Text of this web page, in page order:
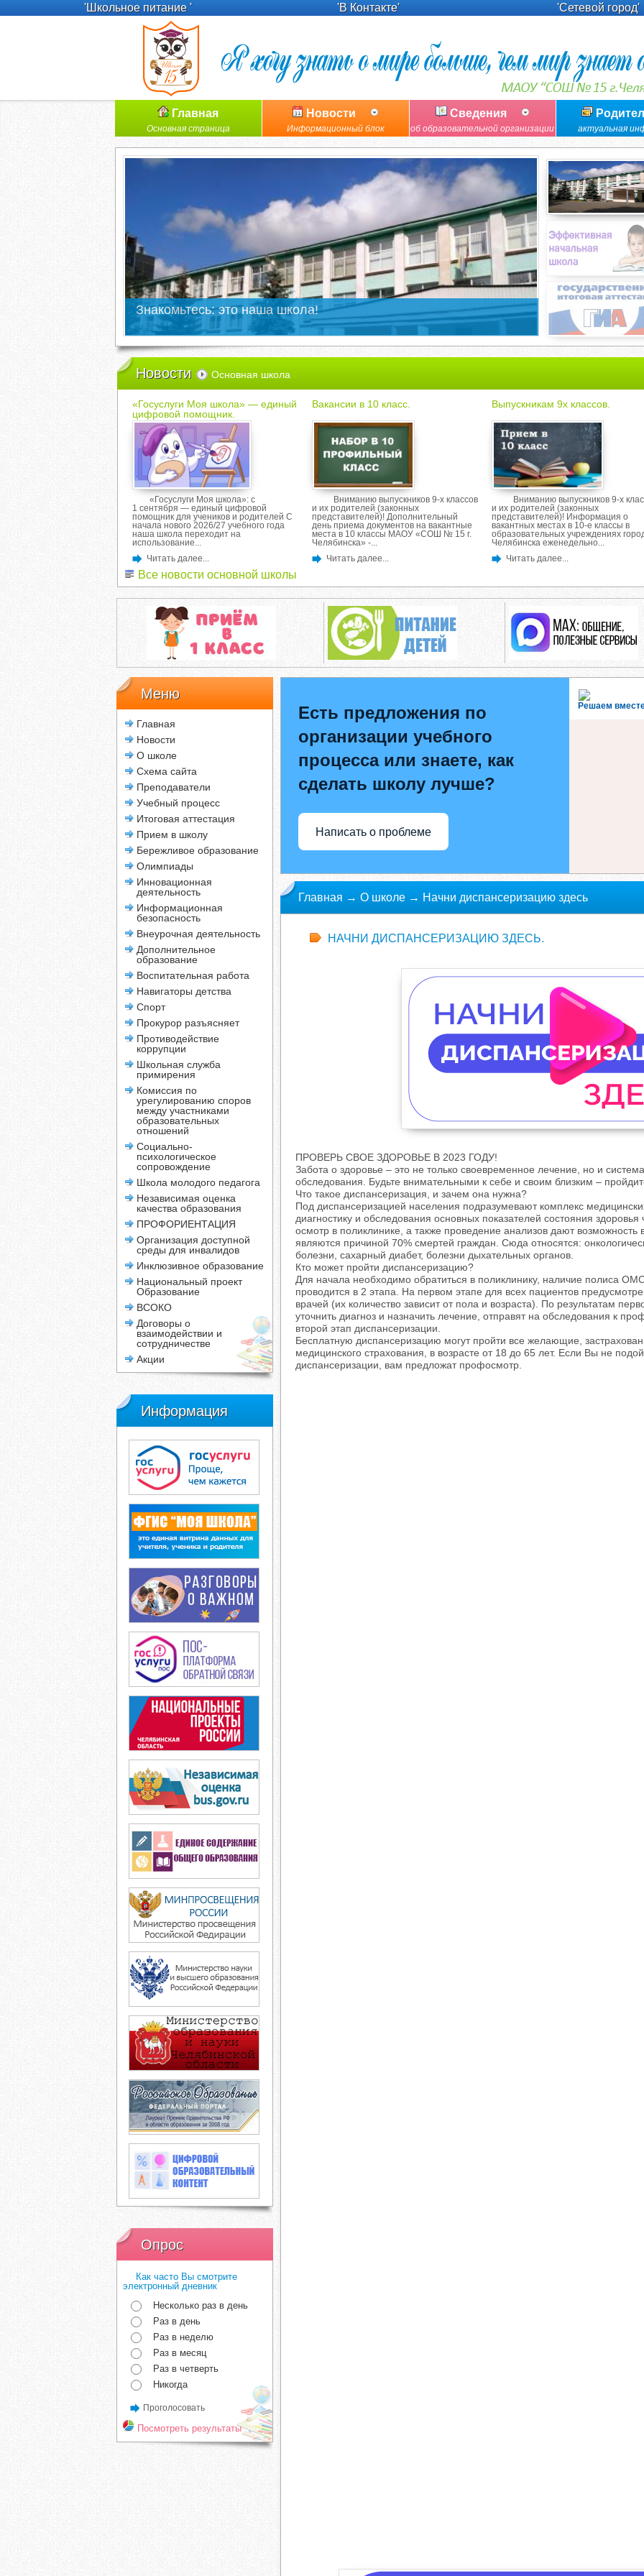
'Школьное питание ' 'В Контакте' 'Сетевой город'
Главная
Основная страница
Новости
Информационный блок
Сведения
об образовательной организации актуальная
Знакомьтесь: это наша школа!
Новости Основная школа
«Госуслуги Моя школа» — единый
цифровой помощник.
«Госуслуги Моя школа»: с
1 сентября — единый цифровой
помощник для учеников и родителей С
начала нового 2026/27 учебного года
наша школа переходит на
использование...
Читать далее...
Вакансии в 10 класс.
Вниманию выпускников 9-х классов
и их родителей (законных
представителей)! Дополнительный
день приема документов на вакантные
места в 10 классы МАОУ «СОШ № 15 г.
Челябинска» -...
Читать далее...
Выпускникам 9х классов.
Вниманию выпускников 9-х
и их родителей (законных
представителей)! Информация о
вакантных местах в 10-е классы в
образовательных учреждениях
Челябинска еженедельно...
Читать далее...
Все новости основной школы
Меню
Главная
Новости
О школе
Схема сайта
Преподаватели
Учебный процесс
Итоговая аттестация
Прием в школу
Бережливое образование
Олимпиады
Инновационная
деятельность
Информационная
безопасность
Внеурочная деятельность
Дополнительное
образование
Воспитательная работа
Навигаторы детства
Спорт
Прокурор разъясняет
Противодействие
коррупции
Школьная служба
примирения
Комиссия по
урегулированию споров
между участниками
образовательных
отношений
Социально-
психологическое
сопровождение
Школа молодого педагога
Независимая оценка
качества образования
ПРОФОРИЕНТАЦИЯ
Организация доступной
среды для инвалидов
Инклюзивное образование
Национальный проект
Образование
ВСОКО
Договоры о
взаимодействии и
сотрудничестве
Акции
Информация
Опрос
Как часто Вы смотрите
электронный дневник
Несколько раз в день
Раз в день
Раз в неделю
Раз в месяц
Раз в четверть
Никогда
Проголосовать
Посмотреть результаты
Решаем
Есть предложения по
организации учебного
процесса или знаете, как
сделать школу лучше?
Написать о проблеме
Главная → О школе → Начни диспансеризацию здесь
НАЧНИ ДИСПАНСЕРИЗАЦИЮ ЗДЕСЬ.
ПРОВЕРЬ СВОЕ ЗДОРОВЬЕ В 2023 ГОДУ!
Забота о здоровье – это не только своевременное лечение, но и
обследования. Будьте внимательными к себе и своим близким –
Что такое диспансеризация, и зачем она нужна?
Под диспансеризацией населения подразумевают комплекс
диагностику и обследования основных показателей состояния
осмотр в поликлинике, а также проведение анализов дают возможность
являются причиной 70% смертей граждан. Сюда относятся:
болезни, сахарный диабет, болезни дыхательных органов.
Кто может пройти диспансеризацию?
Для начала необходимо обратиться в поликлинику, наличие полиса
проводится в 2 этапа. На первом этапе для всех пациентов
врачей (их количество зависит от пола и возраста). По результатам
уточнить диагноз и назначить лечение, отправят на обследования к
второй этап диспансеризации.
Бесплатную диспансеризацию могут пройти все желающие,
медицинского страхования, в возрасте от 18 до 65 лет. Если Вы не
диспансеризации, вам предложат профосмотр.